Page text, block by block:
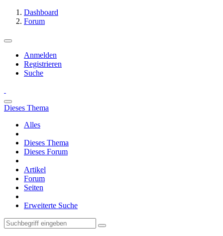
Dashboard
Forum
Anmelden
Registrieren
Suche
Dieses Thema
Alles
Dieses Thema
Dieses Forum
Artikel
Forum
Seiten
Erweiterte Suche